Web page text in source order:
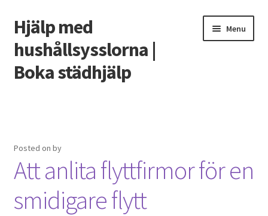
Skip
to
navigation
Skip
to
content
Hjälp med
hushållsysslorna |
Boka städhjälp
Menu
Checkout
My account
Posted on by
Att anlita flyttfirmor för en
smidigare flytt